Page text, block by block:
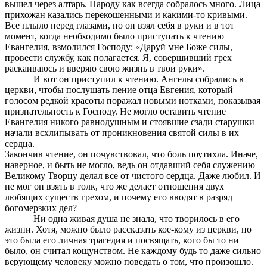
вышел через алтарь. Народу как всегда собралось много. Лица
прихожан казались перекошенными и какими-то кривыми.
Все плыло перед глазами, но он взял себя в руки и в тот
момент, когда необходимо было приступать к чтению
Евангелия, взмолился Господу: «Даруй мне Боже силы,
провести службу, как полагается. Я, совершивший грех
раскаиваюсь и вверяю свою жизнь в твои руки».
И вот он приступил к чтению. Ангелы собрались в
церкви, чтобы послушать пение отца Евгения, который
голосом редкой красоты поражал новыми нотками, показывая
признательность к Господу. Не могло оставить чтение
Евангелия никого равнодушным и стоявшие сзади старушки
начали всхлипывать от проникновения святой силы в их
сердца.
Закончив чтение, он почувствовал, что боль поутихла. Иначе,
наверное, и быть не могло, ведь он отдавший себя служению
Великому Творцу делал все от чистого сердца. Даже любил. И
не мог он взять в толк, что же делает отношения двух
любящих существ грехом, и почему его вводят в разряд
богомерзких дел?
Ни одна живая душа не знала, что творилось в его
жизни. Хотя, можно было рассказать кое-кому из церкви, но
это была его личная трагедия и посвящать, кого бы то ни
было, он считал кощунством. Не каждому будь то даже сильно
верующему человеку можно поведать о том, что произошло.